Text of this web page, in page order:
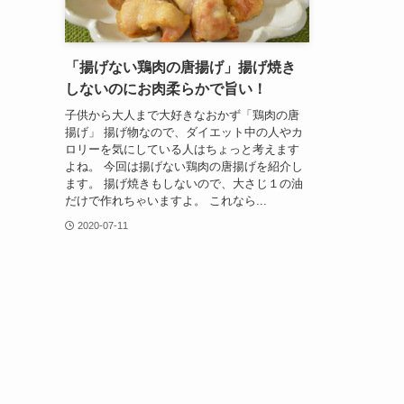
「揚げない鶏肉の唐揚げ」揚げ焼き
しないのにお肉柔らかで旨い！
子供から大人まで大好きなおかず「鶏肉の唐
揚げ」 揚げ物なので、ダイエット中の人やカ
ロリーを気にしている人はちょっと考えます
よね。 今回は揚げない鶏肉の唐揚げを紹介し
ます。 揚げ焼きもしないので、大さじ１の油
だけで作れちゃいますよ。 これなら...
2020-07-11